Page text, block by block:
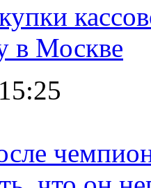
в Москве